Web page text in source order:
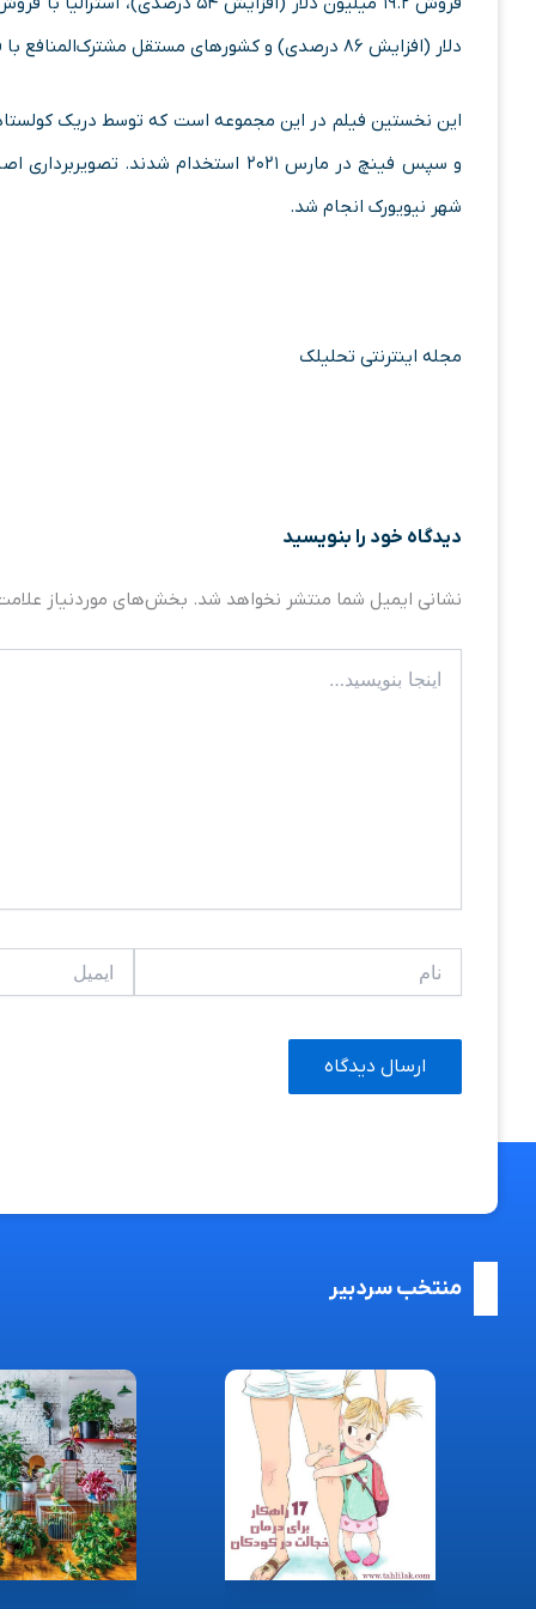
دلار (افزایش ۸۶ درصدی) و کشورهای مستقل مشترک‌المنافع با فروش ۱۳.۳ میلیون دلار (افزایش ۷۵ درصدی) بوده‌اند.
شهر نیویورک انجام شد.
مجله اینترنتی تحلیلک
دیدگاه‌ خود را بنویسید
نشانی ایمیل شما منتشر نخواهد شد. بخش‌های موردنیاز
بنویسید…
منتخب سردبیر